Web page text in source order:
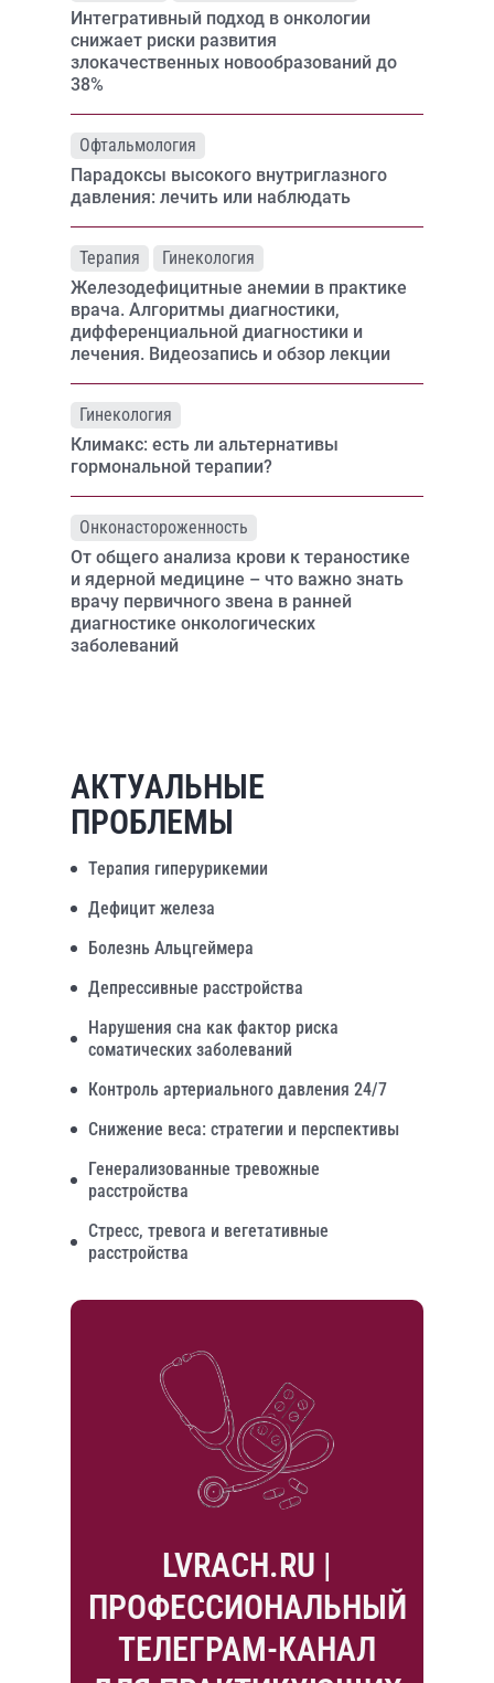
Интегративный подход в онкологии
снижает риски развития
злокачественных новообразований до
38%
Офтальмология
Парадоксы высокого внутриглазного
давления: лечить или наблюдать
Терапия
Гинекология
Железодефицитные анемии в практике
врача. Алгоритмы диагностики,
дифференциальной диагностики и
лечения. Видеозапись и обзор лекции
Гинекология
Климакс: есть ли альтернативы
гормональной терапии?
Онконастороженность
От общего анализа крови к тераностике
и ядерной медицине – что важно знать
врачу первичного звена в ранней
диагностике онкологических
заболеваний
АКТУАЛЬНЫЕ
ПРОБЛЕМЫ
Терапия гиперурикемии
Дефицит железа
Болезнь Альцгеймера
Депрессивные расстройства
Нарушения сна как фактор риска
соматических заболеваний
Контроль артериального давления 24/7
Снижение веса: стратегии и перспективы
Генерализованные тревожные
расстройства
Стресс, тревога и вегетативные
расстройства
LVRACH.RU |
ПРОФЕССИОНАЛЬНЫЙ
ТЕЛЕГРАМ-КАНАЛ